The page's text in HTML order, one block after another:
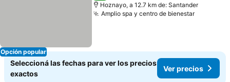
Opción popular
Hoznayo, a 12.7 km de: Santander
Amplio spa y centro de bienestarVer
Seleccioná las fechas para ver los precios
exactos
Ver precios